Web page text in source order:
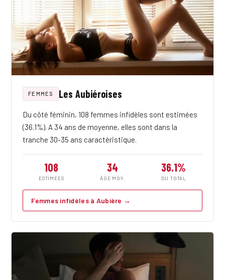
FEMMES Les Aubiéroises
Du côté féminin, 108 femmes infidèles sont estimées
(36.1%). A 34 ans de moyenne, elles sont dans la
tranche 30-35 ans caractéristique.
108
ESTIMÉES
34
ÂGE MOY.
36.1%
DU TOTAL
Femmes infidèles à Aubière →